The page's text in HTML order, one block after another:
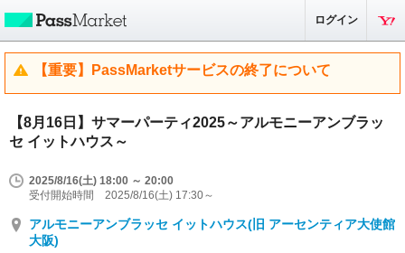
ログイン
【重要】PassMarketサービスの終了について
【8月16日】サマーパーティ2025～アルモニーアンブラッ
セ イットハウス～
2025/8/16(土) 18:00 ～ 20:00
受付開始時間 2025/8/16(土) 17:30～
アルモニーアンブラッセ イットハウス(旧 アーセンティア大使館
大阪)